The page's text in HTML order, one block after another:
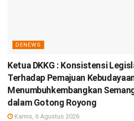
DENEWS
Ketua DKKG : Konsistensi
Terhadap Pemajuan
Menumbuhkembangkan
dalam Gotong Royong
Kamis, 6 Agustus 2026